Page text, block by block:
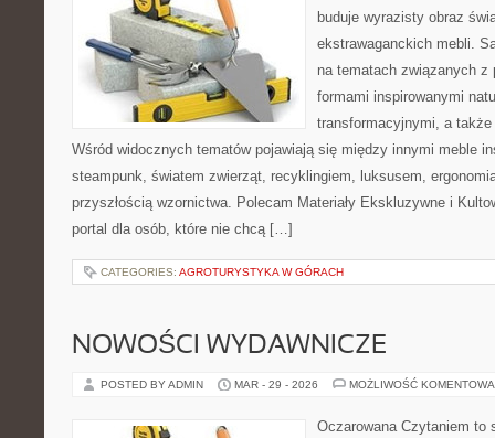
buduje wyrazisty obraz
ekstrawaganckich mebli.
na tematach związanych z
formami inspirowanymi
transformacyjnymi, a
Wśród widocznych tematów pojawiają się między innymi meble
steampunk, światem zwierząt, recyklingiem, luksusem,
przyszłością wzornictwa. Polecam Materiały Ekskluzywne i
portal dla osób, które nie chcą […]
CATEGORIES: AGROTURYSTYKA W GÓRACH
NOWOŚCI WYDAWNICZE
POSTED BY ADMIN MAR - 29 - 2026 MOŻLIWOŚĆ
Oczarowana Czytaniem to